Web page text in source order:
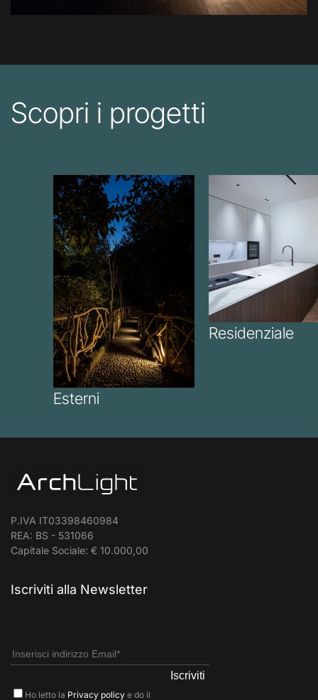
Scopri i progetti
Esterni
Residenziale
P.IVA IT03398460984
REA: BS - 531066
Capitale Sociale: € 10.000,00
Iscriviti alla Newsletter
Ho letto la Privacy policy e do il